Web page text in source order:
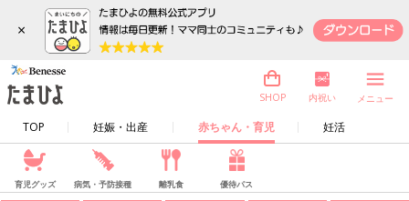
×
TOP 妊娠・出産 赤ちゃん・育児 妊活
SHOP 内祝い メニュー
育児グッズ 病気・予防接種 離乳食 優待パス